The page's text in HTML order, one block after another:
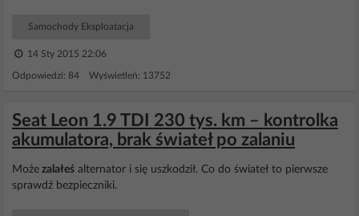
Samochody Eksploatacja
14 Sty 2015 22:06
Odpowiedzi: 84 Wyświetleń: 13752
Seat Leon 1.9 TDI 230 tys. km – kontrolka
akumulatora, brak świateł po zalaniu
Może zalałeś alternator i się uszkodził. Co do świateł to pierwsze
sprawdź bezpieczniki.